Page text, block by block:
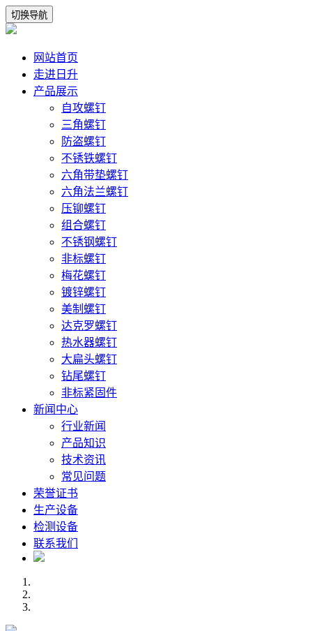
切换导航
网站首页
走进日升
产品展示
自攻螺钉
三角螺钉
防盗螺钉
不锈铁螺钉
六角带垫螺钉
六角法兰螺钉
压铆螺钉
组合螺钉
不锈钢螺钉
非标螺钉
梅花螺钉
镀锌螺钉
美制螺钉
达克罗螺钉
热水器螺钉
大扁头螺钉
钻尾螺钉
非标紧固件
新闻中心
行业新闻
产品知识
技术资讯
常见问题
荣誉证书
生产设备
检测设备
联系我们